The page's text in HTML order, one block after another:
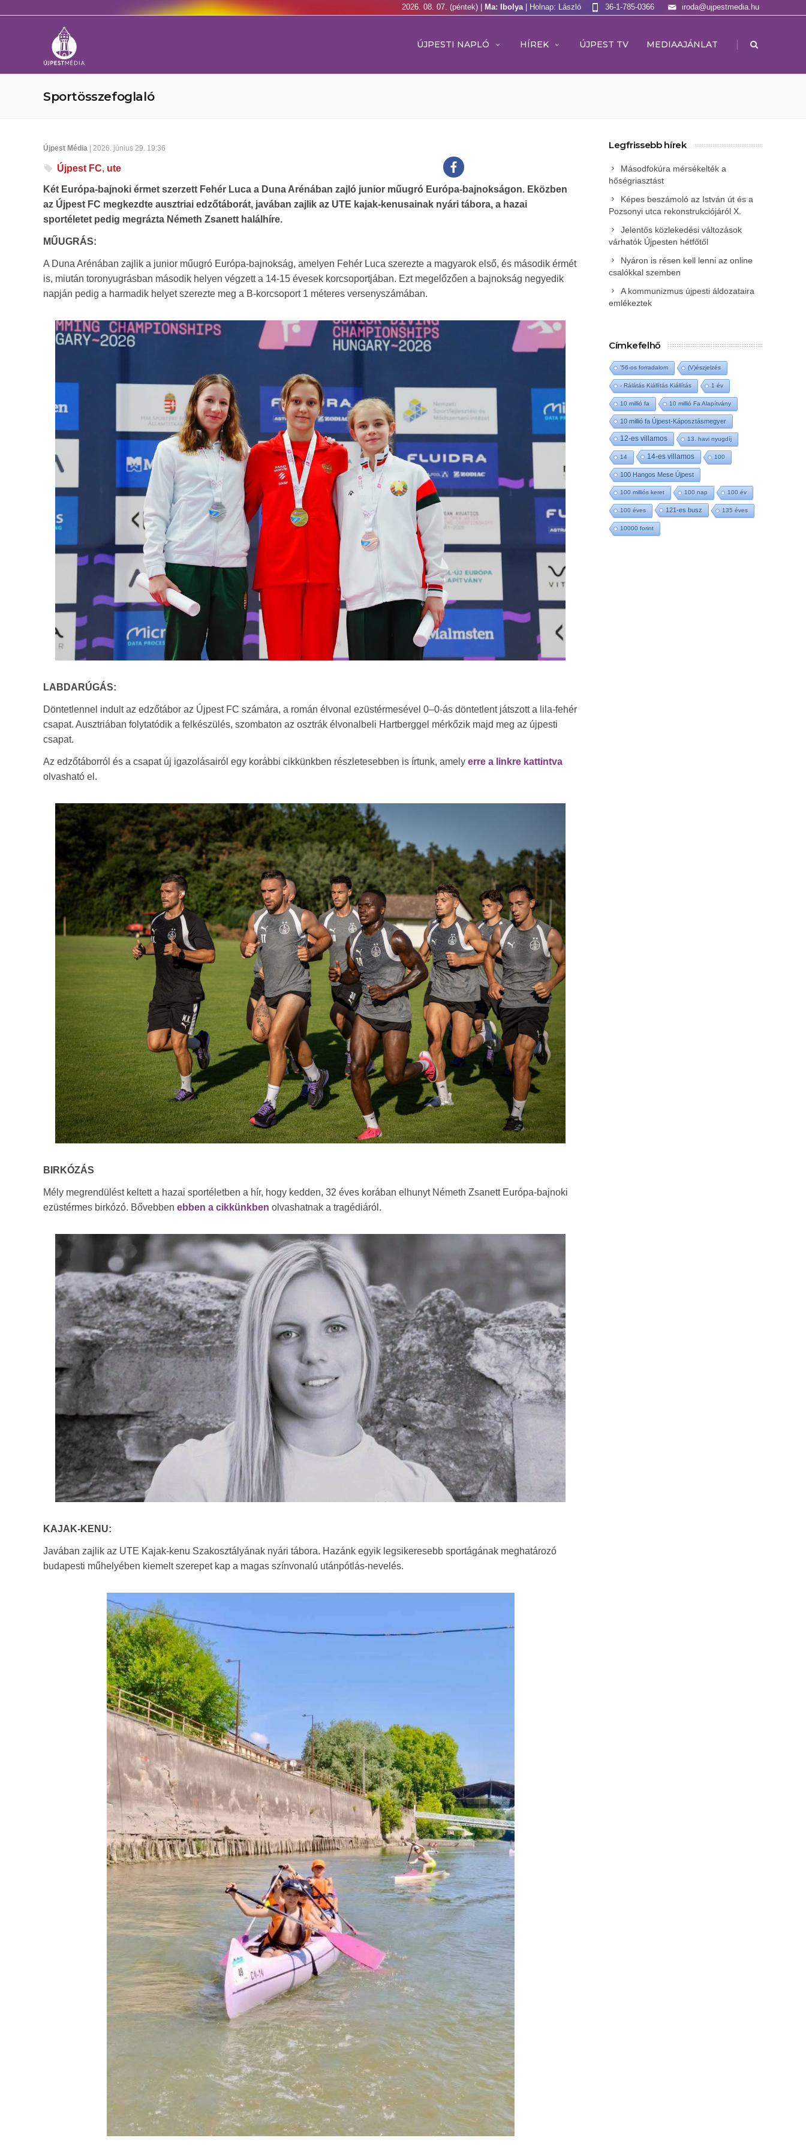
2026. 08. 07. (péntek) | Ma: Ibolya | Holnap: László iroda@ujpestmedia.hu
36-1-785-0366
ÚJPESTI NAPLÓ HÍREK ÚJPEST TV MEDIAAJÁNLAT |
Sportösszefoglaló
Újpest Média | 2026. június 29. 19:36
Újpest FC, ute
Két Európa-bajnoki érmet szerzett Fehér Luca a Duna Arénában zajló junior műugró Európa-bajnokságon. Eközben
az Újpest FC megkezdte ausztriai edzőtáborát, javában zajlik az UTE kajak-kenusainak nyári tábora, a hazai
sportéletet pedig megrázta Németh Zsanett halálhíre.
MŰUGRÁS:
A Duna Arénában zajlik a junior műugró Európa-bajnokság, amelyen Fehér Luca szerezte a magyarok első, és második érmét
is, miután toronyugrásban második helyen végzett a 14-15 évesek korcsoportjában. Ezt megelőzően a bajnokság negyedik
napján pedig a harmadik helyet szerezte meg a B-korcsoport 1 méteres versenyszámában.
LABDARÚGÁS:
Döntetlennel indult az edzőtábor az Újpest FC számára, a román élvonal ezüstérmesével 0–0-ás döntetlent játszott a lila-fehér
csapat. Ausztriában folytatódik a felkészülés, szombaton az osztrák élvonalbeli Hartberggel mérkőzik majd meg az újpesti
csapat.
Az edzőtáborról és a csapat új igazolásairól egy korábbi cikkünkben részletesebben is írtunk, amely erre a linkre kattintva
olvasható el.
BIRKÓZÁS
Mély megrendülést keltett a hazai sportéletben a hír, hogy kedden, 32 éves korában elhunyt Németh Zsanett Európa-bajnoki
ezüstérmes birkózó. Bővebben ebben a cikkünkben olvashatnak a tragédiáról.
KAJAK-KENU:
Javában zajlik az UTE Kajak-kenu Szakosztályának nyári tábora. Hazánk egyik legsikeresebb sportágának meghatározó
budapesti műhelyében kiemelt szerepet kap a magas színvonalú utánpótlás-nevelés.
Legfrissebb hírek
Másodfokúra mérsékelték a
hőségriasztást
Képes beszámoló az István út és a
Pozsonyi utca rekonstrukciójáról X.
Jelentős közlekedési változások
várhatók Újpesten hétfőtől
Nyáron is résen kell lenni az online
csalókkal szemben
A kommunizmus újpesti áldozataira
emlékeztek
Címkefelhő
'56-os forradalom (V)észjelzés
- Rálátás Kiállítás Kiállítás 1 év
10 millió fa 10 millió Fa Alapítvány
10 millió fa Újpest-Káposztásmegyer
12-es villamos 13. havi nyugdíj
14 14-es villamos 100
100 Hangos Mese Újpest
100 milliós keret 100 nap 100 év
100 éves 121-es busz 135 éves
10000 forint